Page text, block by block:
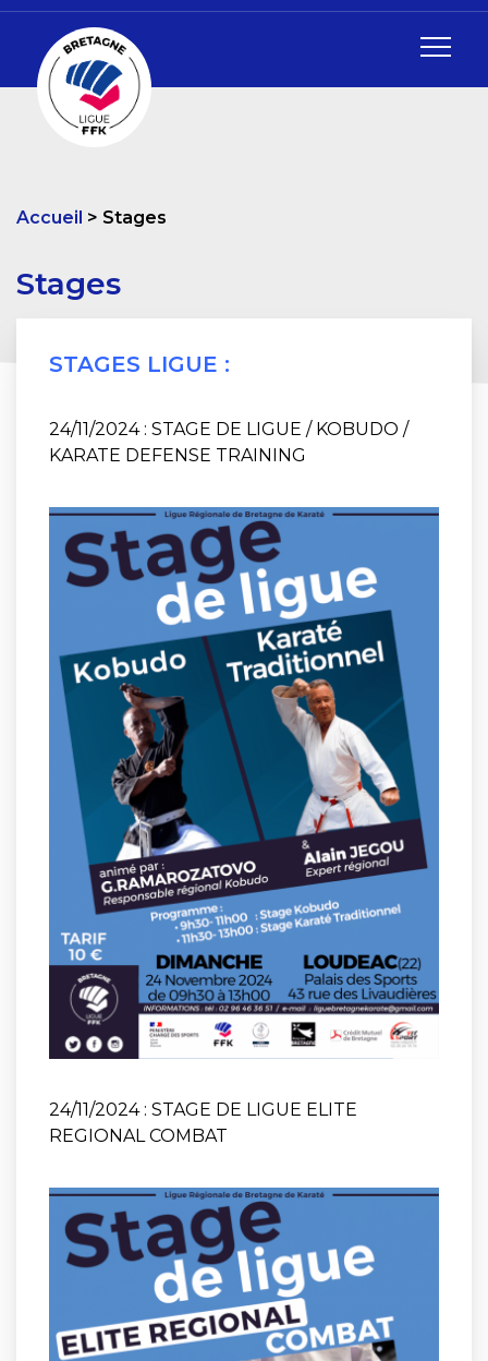
Accueil Stages
Stages
STAGES LIGUE :
24/11/2024 : STAGE DE LIGUE / KOBUDO /
KARATE DEFENSE TRAINING
24/11/2024 : STAGE DE LIGUE ELITE
REGIONAL COMBAT